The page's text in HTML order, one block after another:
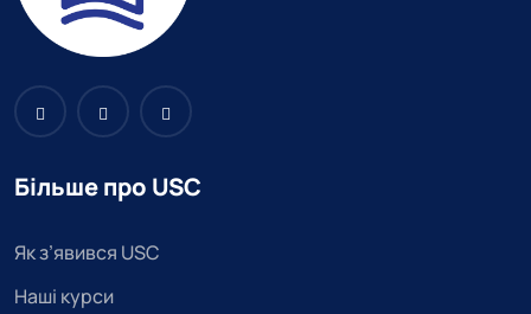
Більше про USC
Як з’явився USC
Наші курси